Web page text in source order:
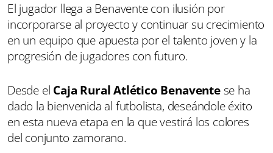
El jugador llega a Benavente con ilusión por
incorporarse al proyecto y continuar su crecimiento
en un equipo que apuesta por el talento joven y la
progresión de jugadores con futuro.
Desde el Caja Rural Atlético Benaventese ha
dado la bienvenida al futbolista, deseándole éxito
en esta nueva etapa en la que vestirá los colores
del conjunto zamorano.